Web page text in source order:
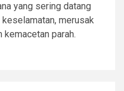
yang sering datang
merusak
kemacetan parah.